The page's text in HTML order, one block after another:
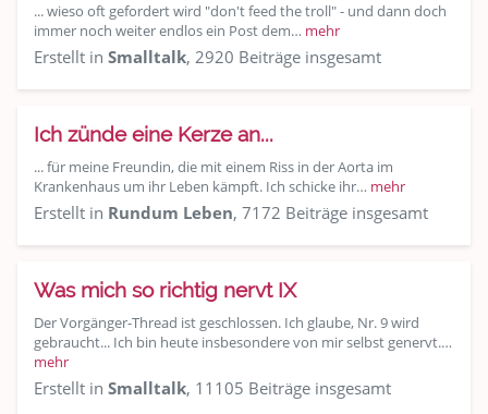
... wieso oft gefordert wird "don't feed the troll" - und dann doch
immer noch weiter endlos ein Post dem… mehr
Erstellt in Smalltalk, 2920 Beiträge insgesamt
Ich zünde eine Kerze an...
... für meine Freundin, die mit einem Riss in der Aorta im
Krankenhaus um ihr Leben kämpft. Ich schicke ihr… mehr
Erstellt in Rundum Leben, 7172 Beiträge insgesamt
Was mich so richtig nervt IX
Der Vorgänger-Thread ist geschlossen. Ich glaube, Nr. 9 wird
gebraucht... Ich bin heute insbesondere von mir selbst genervt.…
mehr
Erstellt in Smalltalk, 11105 Beiträge insgesamt